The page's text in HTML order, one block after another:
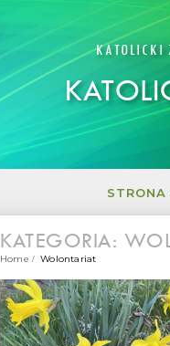
KATOLICKI
KATEGORIA:
Home Wolontariat